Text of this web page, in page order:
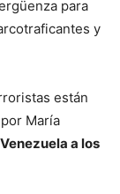
para
y
están
María
a los